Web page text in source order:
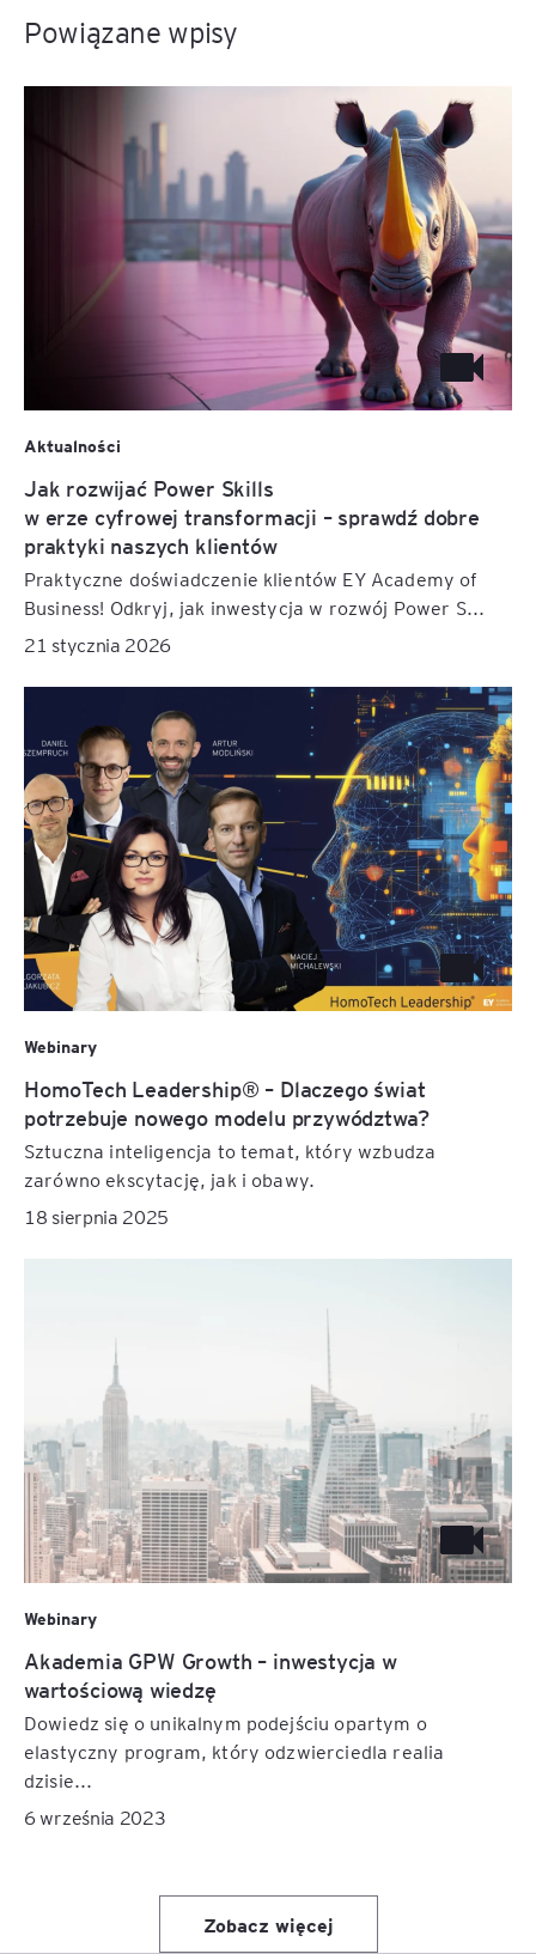
Powiązane wpisy
Aktualności
Jak rozwijać Power Skills
w erze cyfrowej transformacji – sprawdź dobre
praktyki naszych klientów
Praktyczne doświadczenie klientów EY Academy of
Business! Odkryj, jak inwestycja w rozwój Power S...
21 stycznia 2026
Webinary
HomoTech Leadership® – Dlaczego świat
potrzebuje nowego modelu przywództwa?
Sztuczna inteligencja to temat, który wzbudza
zarówno ekscytację, jak i obawy.
18 sierpnia 2025
Webinary
Akademia GPW Growth – inwestycja w
wartościową wiedzę
Dowiedz się o unikalnym podejściu opartym o
elastyczny program, który odzwierciedla realia
dzisie...
6 września 2023
Zobacz więcej